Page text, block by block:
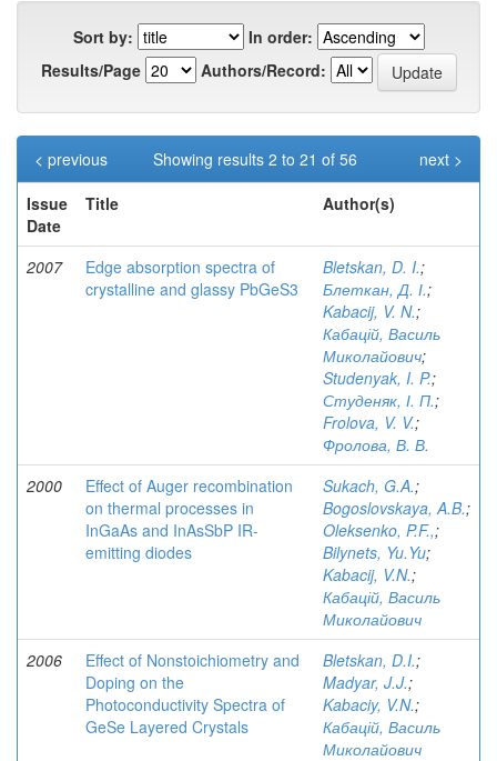
Sort by:
In order:
Results/Page
Authors/Record:
Showing results 2 to 21 of 56
< previous
next >
Issue
Date
Title Author(s)
2007
Edge absorption spectra of
crystalline and glassy PbGeS3
Bletskan, D. I.;
Блеткан, Д. І.;
Kabacij, V. N.;
Кабацій, Василь
Миколайович;
Studenyak, I. P.;
Студеняк, І. П.;
Frolova, V. V.;
Фролова, В. В.
2000
Effect of Auger recombination
on thermal processes in
InGaAs and InAsSbP IR-
emitting diodes
Sukach, G.A.;
Bogoslovskaya, A.B.;
Oleksenko, P.F.,;
Bilynets, Yu.Yu;
Kabacij, V.N.;
Кабацій, Василь
Миколайович
2006
Effect of Nonstoichiometry and
Doping on the
Photoconductivity Spectra of
GeSe Layered Crystals
Bletskan, D.I.;
Madyar, J.J.;
Kabaciy, V.N.;
Кабацій, Василь
Миколайович